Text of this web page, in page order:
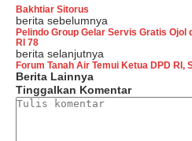
Bakhtiar Sitorus
berita sebelumnya
Pelindo Group Gelar Servis Gratis Ojol
RI 78
berita selanjutnya
Forum Tanah Air Temui Ketua DPD RI,
Berita Lainnya
Tinggalkan Komentar